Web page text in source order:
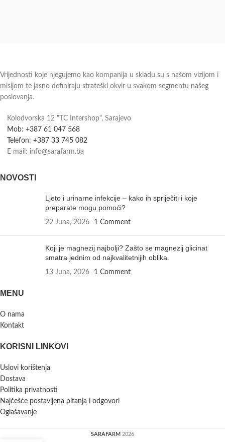
Vrijednosti koje njegujemo kao kompanija u skladu su s našom vizijom i
misijom te jasno definiraju strateški okvir u svakom segmentu našeg
poslovanja.
Kolodvorska 12 "TC Intershop", Sarajevo
Mob: +387 61 047 568
Telefon: +387 33 745 082
E mail: info@sarafarm.ba
NOVOSTI
Ljeto i urinarne infekcije – kako ih spriječiti i koje
preparate mogu pomoći?
22 Juna, 2026 1 Comment
Koji je magnezij najbolji? Zašto se magnezij glicinat
smatra jednim od najkvalitetnijih oblika.
13 Juna, 2026 1 Comment
MENU
O nama
Kontakt
KORISNI LINKOVI
Uslovi korištenja
Dostava
Politika privatnosti
Najčešće postavljena pitanja i odgovori
Oglašavanje
SARAFARM 2026